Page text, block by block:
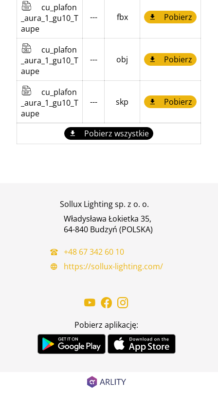
cu_plafon
_aura_1_gu10_T
aupe
--- fbx Pobierz
cu_plafon
_aura_1_gu10_T
aupe
--- obj Pobierz
cu_plafon
_aura_1_gu10_T
aupe
--- skp Pobierz
Pobierz wszystkie
Sollux Lighting sp. z o. o.
Władysława Łokietka 35,
64-840 Budzyń (POLSKA)
+48 67 342 60 10
https://sollux-lighting.com/
Pobierz aplikację: